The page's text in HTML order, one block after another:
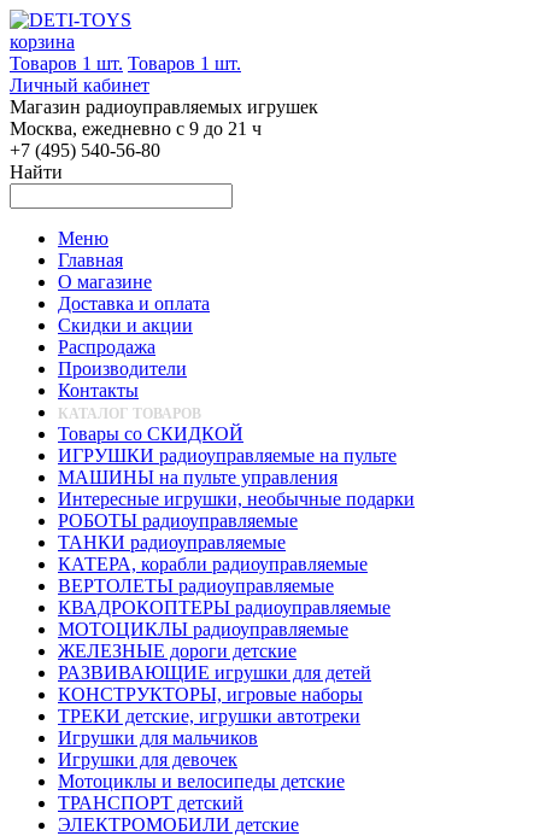
корзина
Товаров 1 шт. Товаров 1 шт.
Личный кабинет
Магазин радиоуправляемых игрушек
Москва, ежедневно с 9 до 21 ч
+7 (495) 540-56-80
Найти
Меню
Главная
О магазине
Доставка и оплата
Скидки и акции
Распродажа
Производители
Контакты
КАТАЛОГ ТОВАРОВ
Товары со СКИДКОЙ
ИГРУШКИ радиоуправляемые на пульте
МАШИНЫ на пульте управления
Интересные игрушки, необычные подарки
РОБОТЫ радиоуправляемые
ТАНКИ радиоуправляемые
КАТЕРА, корабли радиоуправляемые
ВЕРТОЛЕТЫ радиоуправляемые
КВАДРОКОПТЕРЫ радиоуправляемые
МОТОЦИКЛЫ радиоуправляемые
ЖЕЛЕЗНЫЕ дороги детские
РАЗВИВАЮЩИЕ игрушки для детей
КОНСТРУКТОРЫ, игровые наборы
ТРЕКИ детские, игрушки автотреки
Игрушки для мальчиков
Игрушки для девочек
Мотоциклы и велосипеды детские
ТРАНСПОРТ детский
ЭЛЕКТРОМОБИЛИ детские